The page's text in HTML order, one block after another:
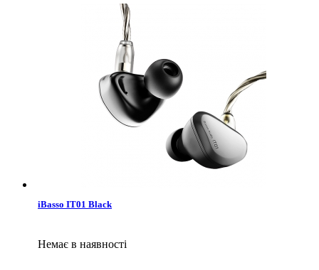
iBasso IT01 Black
Немає в наявності